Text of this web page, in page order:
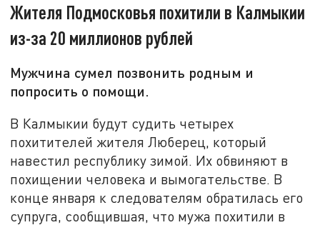
Жителя Подмосковья похитили в Калмыкии
из-за 20 миллионов рублей
Мужчина сумел позвонить родным и
попросить о помощи.
В Калмыкии будут судить четырех
похитителей жителя Люберец, который
навестил республику зимой. Их обвиняют в
похищении человека и вымогательстве. В
конце января к следователям обратилась его
супруга, сообщившая, что мужа похитили в